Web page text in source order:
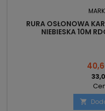
RURA OSŁONOWA
NIEBIESKA 10M
